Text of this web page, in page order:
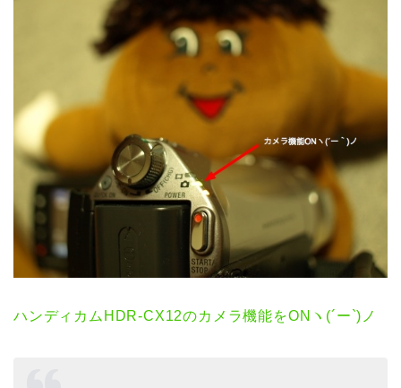
ハンディカムHDR-CX12のカメラ機能をONヽ(´ー`)ノ